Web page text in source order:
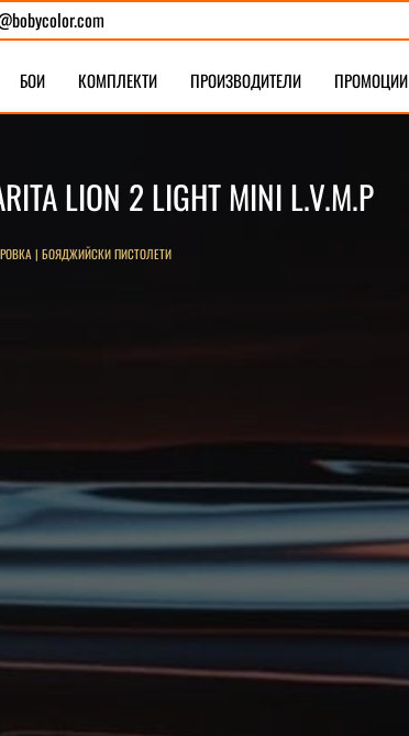
БОИ КОМПЛЕКТИ ПРОИЗВОДИТЕЛИ ПРОМОЦИИ
LION 2 LIGHT MINI L.V.M.P
| БОЯДЖИЙСКИ ПИСТОЛЕТИ